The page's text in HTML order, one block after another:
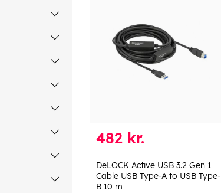
482 kr.
DeLOCK Active USB 3.2 Gen 1
Cable USB Type-A to USB Type-
B 10 m